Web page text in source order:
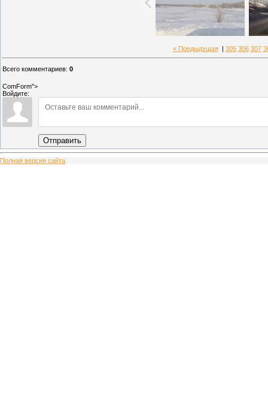
« Предыдущая| 305 306 307
Всего комментариев: 0
ComForm">
Войдите:
Отправить
Полная версия сайта